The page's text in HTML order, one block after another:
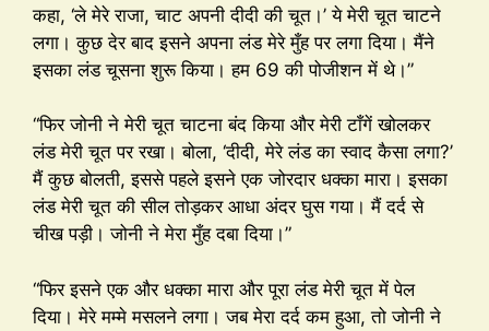
कहा, ‘ले मेरे राजा, चाट अपनी दीदी की चूत।’ ये मेरी चूत चाटने
लगा। कुछ देर बाद इसने अपना लंड मेरे मुँह पर लगा दिया। मैंने
इसका लंड चूसना शुरू किया। हम 69 की पोजीशन में थे।”
“फिर जोनी ने मेरी चूत चाटना बंद किया और मेरी टाँगें खोलकर
लंड मेरी चूत पर रखा। बोला, ‘दीदी, मेरे लंड का स्वाद कैसा लगा?’
मैं कुछ बोलती, इससे पहले इसने एक जोरदार धक्का मारा। इसका
लंड मेरी चूत की सील तोड़कर आधा अंदर घुस गया। मैं दर्द से
चीख पड़ी। जोनी ने मेरा मुँह दबा दिया।”
“फिर इसने एक और धक्का मारा और पूरा लंड मेरी चूत में पेल
दिया। मेरे मम्मे मसलने लगा। जब मेरा दर्द कम हुआ, तो जोनी ने